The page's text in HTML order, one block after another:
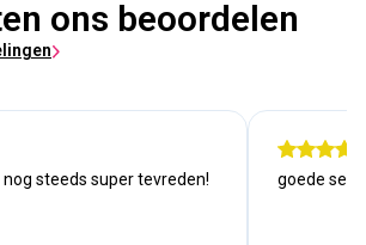
ons beoordelen
steeds super tevreden! goede